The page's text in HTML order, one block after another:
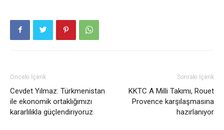
Önceki İçerik
Cevdet Yılmaz: Türkmenistan
ile ekonomik ortaklığımızı
kararlılıkla güçlendiriyoruz
Sonraki İçerik
KKTC A Milli Takımı, Rouet
Provence karşılaşmasına
hazırlanıyor